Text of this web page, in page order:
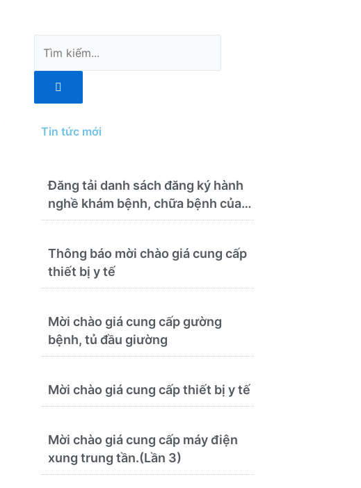
kiếm
Tin tức mới
Đăng tải danh sách đăng ký hành
nghề khám bệnh, chữa bệnh của
Bệnh viện Y học cổ truyền và
(22/6/2026)
Thông báo mời chào giá cung cấp
thiết bị y tế
Mời chào giá cung cấp gường
bệnh, tủ đầu giường
Mời chào giá cung cấp thiết bị y tế
Mời chào giá cung cấp máy điện
xung trung tần.(Lần 3)